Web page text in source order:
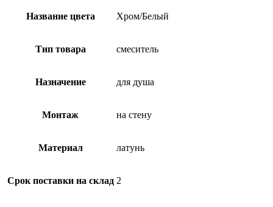
Название цвета Хром/Белый
Тип товара смеситель
Назначение для душа
Монтаж на стену
Материал латунь
Срок поставки на склад 2